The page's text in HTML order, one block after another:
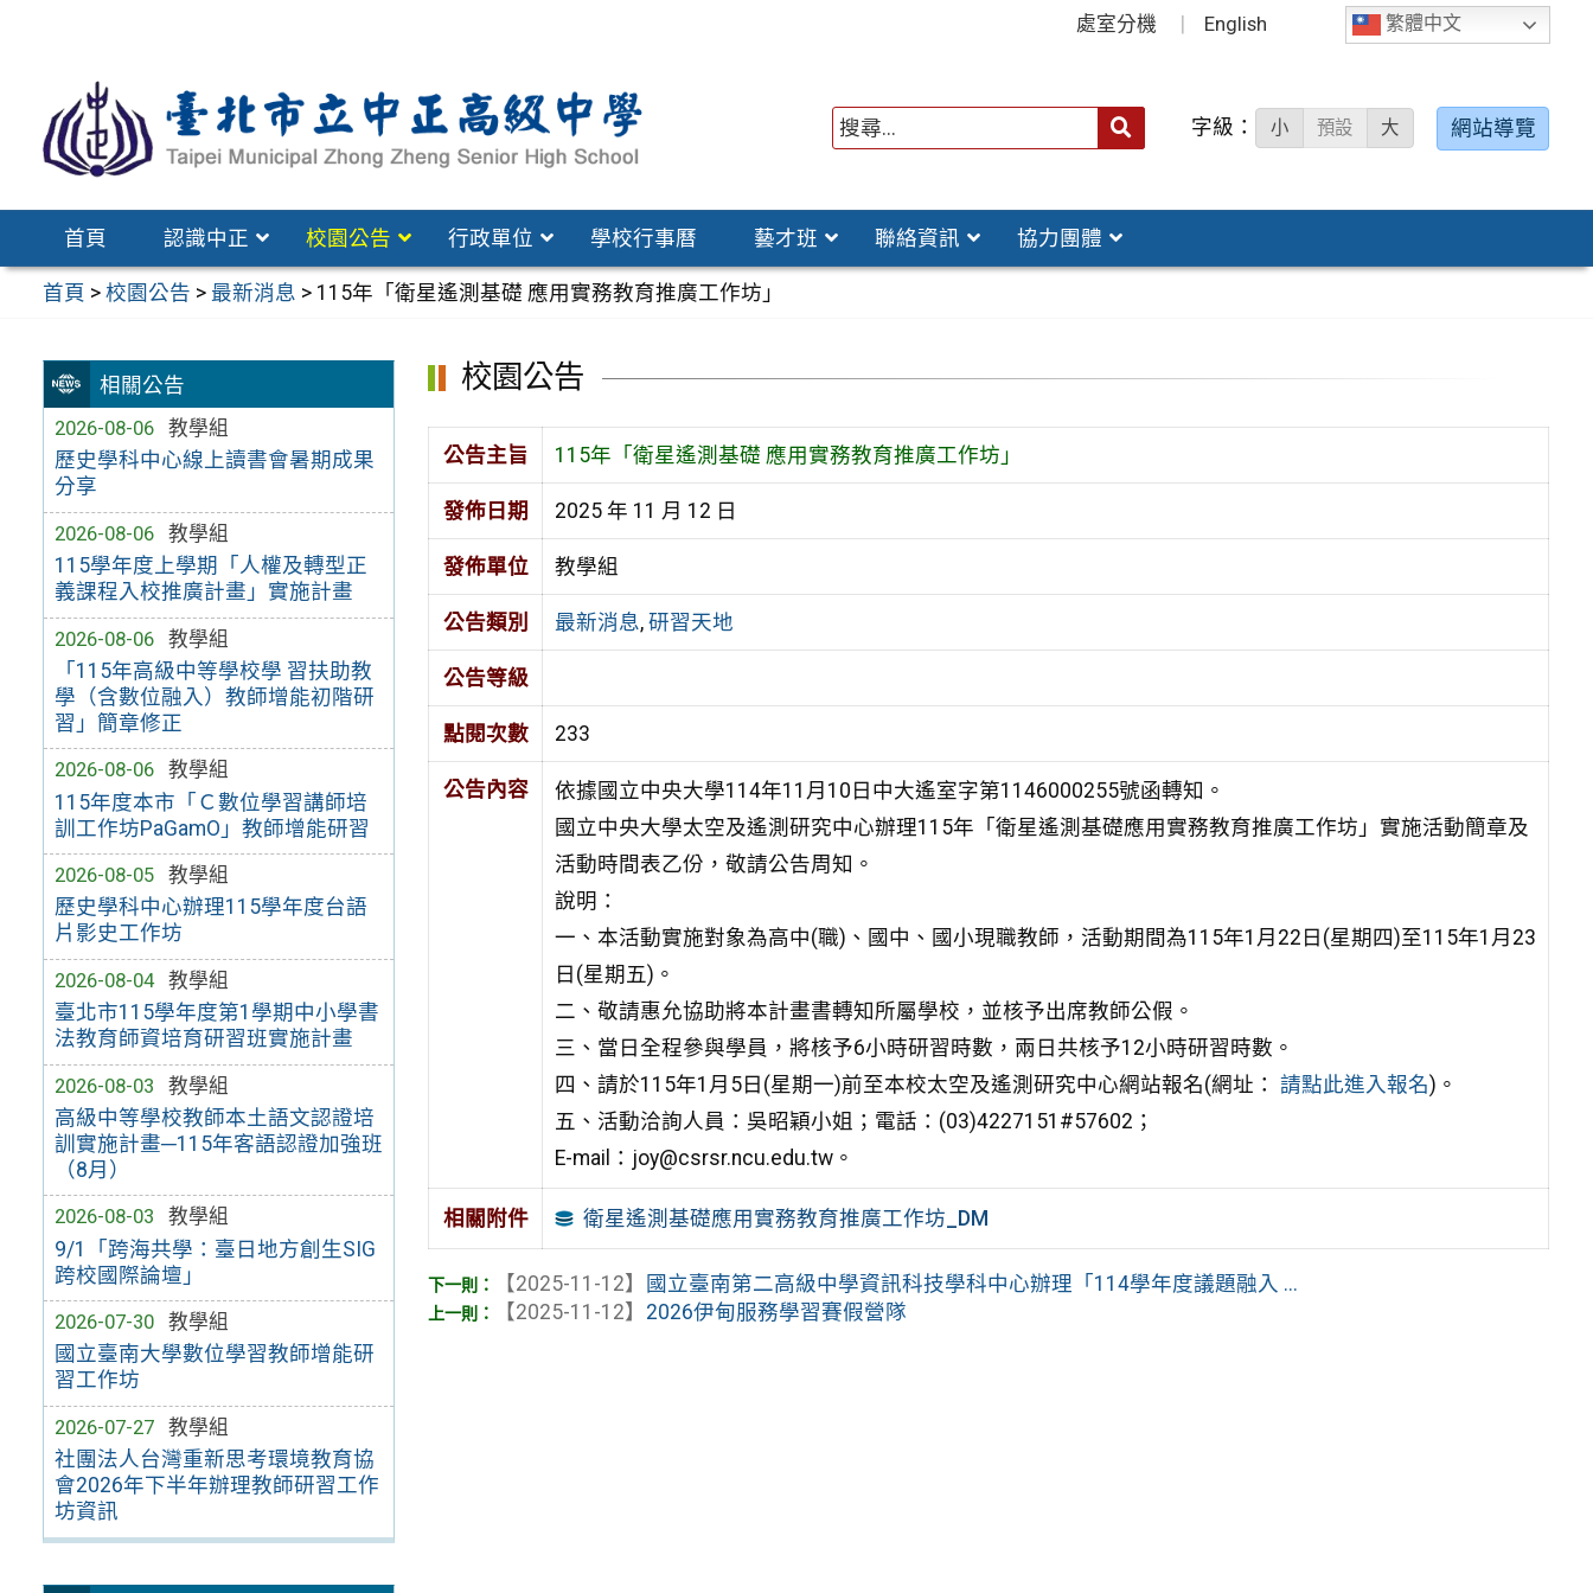
區
繁體中文
處室分機 English
字級： 小 預設 大 網站導覽
首頁 認識中正 校園公告 行政單位 學校行事曆 藝才班 聯絡資訊 協力團體
首頁 >校園公告 > 最新消息 > 115年「衛星遙測基礎 應用實務教育推廣工作坊」
相關公告
2026-08-06
教學組
歷史學科中心線上讀書會暑期成果
分享
2026-08-06
教學組
115學年度上學期「人權及轉型正
義課程入校推廣計畫」實施計畫
2026-08-06
教學組
「115年高級中等學校學 習扶助教
學（含數位融入）教師增能初階研
習」簡章修正
2026-08-06
教學組
115年度本市「Ｃ數位學習講師培
訓工作坊PaGamO」教師增能研習
2026-08-05
教學組
歷史學科中心辦理115學年度台語
片影史工作坊
2026-08-04
教學組
臺北市115學年度第1學期中小學書
法教育師資培育研習班實施計畫
2026-08-03
教學組
高級中等學校教師本土語文認證培
訓實施計畫─115年客語認證加強班
（8月）
2026-08-03
教學組
9/1「跨海共學：臺日地方創生SIG
跨校國際論壇」
2026-07-30
教學組
國立臺南大學數位學習教師增能研
習工作坊
2026-07-27
教學組
社團法人台灣重新思考環境教育協
會2026年下半年辦理教師研習工作
坊資訊
校園公告
公告主旨 115年「衛星遙測基礎 應用實務教育推廣工作坊」
發佈日期 2025 年 11 月 12 日
發佈單位 教學組
公告類別 最新消息, 研習天地
公告等級
點閱次數 233
公告內容
依據國立中央大學114年11月10日中大遙室字第1146000255號函轉知。
國立中央大學太空及遙測研究中心辦理115年「衛星遙測基礎應用實務教育推廣工作坊」實施活動簡章及
活動時間表乙份，敬請公告周知。
說明：
一、本活動實施對象為高中(職)、國中、國小現職教師，活動期間為115年1月22日(星期四)至115年1月23
日(星期五)。
二、敬請惠允協助將本計畫書轉知所屬學校，並核予出席教師公假。
三、當日全程參與學員，將核予6小時研習時數，兩日共核予12小時研習時數。
四、請於115年1月5日(星期一)前至本校太空及遙測研究中心網站報名(網址： 請點此進入報名)。
五、活動洽詢人員：吳昭穎小姐；電話：(03)4227151#57602；
E-mail：joy@csrsr.ncu.edu.tw。
相關附件 衛星遙測基礎應用實務教育推廣工作坊_DM
【2025-11-12】
國立臺南第二高級中學資訊科技學科中心辦理「114學年度議題融入 ...
【2025-11-12】 2026伊甸服務學習賽假營隊